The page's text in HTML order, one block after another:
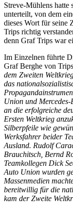
Streve-Mühlens hatte
unterteilt, von dem
dieses Wort für seine
Trips richtig
denn Graf Trips war
Im Einzelnen führte
Graf Berghe von
dem Zweiten
das
Union und
an die erfolgreiche
Ersten Weltkrieg
Silberpfeile wie
Werksfahrer beider
Ausland. Rudolf
Brauchitsch, Bernd
Teamkollegen Dick
Auto Union wurden
Massenmedien
bereitwillig für die
kam der Zweite